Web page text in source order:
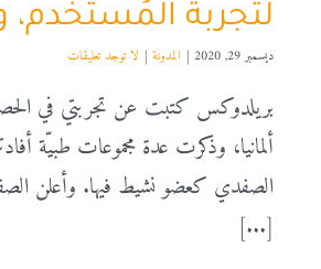
لتجربة المُستخدم،
ديسمبر 29, 2020 | المدونة | لا توجد تعليقات
بريلدوكس كتبت عن تجربتي في
ألمانيا، وذكرت عدة مجموعات طبيّة
الصفدي كعضو نشيط فيها. وأعلن
[...]